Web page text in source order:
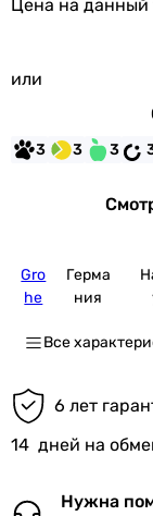
Цена на данный
или
3 3 3
Gro
he
Герма
ния
Все
6 лет
14 дней на
Нужна